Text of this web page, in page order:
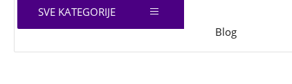
SVE KATEGORIJE
Blog